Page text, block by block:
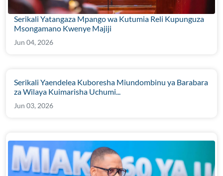
Serikali Yatangaza Mpango wa Kutumia Reli Kupunguza
Msongamano Kwenye Majiji
Jun 04, 2026
Serikali Yaendelea Kuboresha Miundombinu ya Barabara
za Wilaya Kuimarisha Uchumi...
Jun 03, 2026